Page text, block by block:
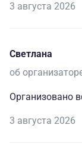
3 августа 2026
Светлана
об
Организовано
3 августа 2026